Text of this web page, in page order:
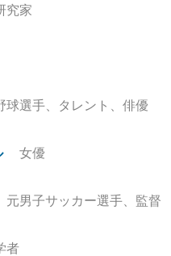
究家
球選手、タレント、俳優
女優
元男子サッカー選手、監督
者